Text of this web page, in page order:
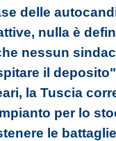
delle
nulla è
nessun
il deposito"
la Tuscia
per lo
le